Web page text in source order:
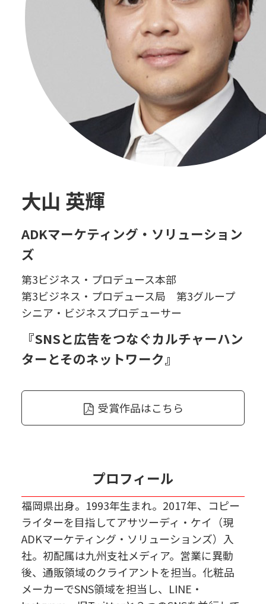
大山 英輝
ADKマーケティング・ソリューション
ズ
第3ビジネス・プロデュース本部
第3ビジネス・プロデュース局 第3グループ
シニア・ビジネスプロデューサー
『SNSと広告をつなぐカルチャーハン
ターとそのネットワーク』
受賞作品はこちら
プロフィール
福岡県出身。1993年生まれ。2017年、コピー
ライターを目指してアサツーディ・ケイ（現
ADKマーケティング・ソリューションズ）入
社。初配属は九州支社メディア。営業に異動
後、通販領域のクライアントを担当。化粧品
メーカーでSNS領域を担当し、LINE・